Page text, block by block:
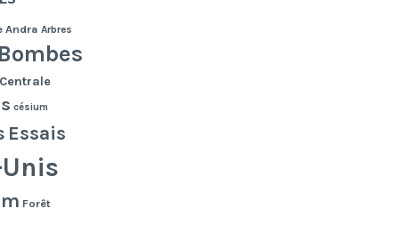
Andra Arbres
césium
Essais
Forêt